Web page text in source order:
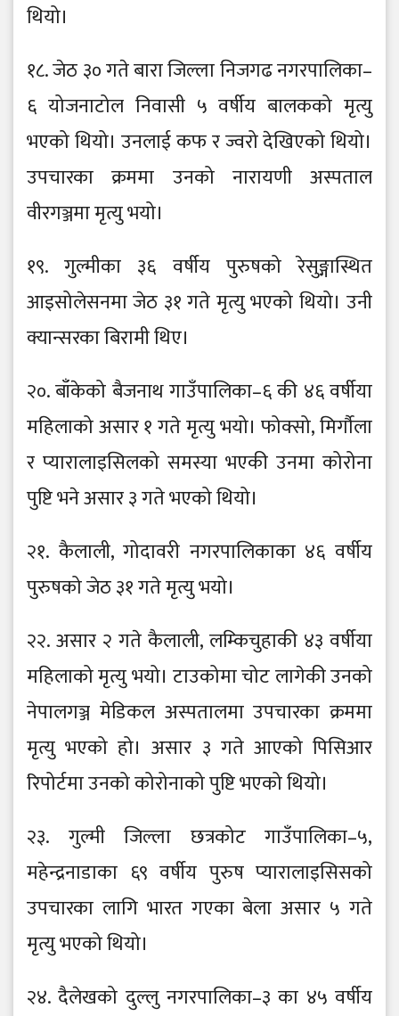
थियो।
१८. जेठ ३० गते बारा जिल्ला निजगढ नगरपालिका–
६ योजनाटोल निवासी ५ वर्षीय बालकको मृत्यु
भएको थियो। उनलाई कफ र ज्वरो देखिएको थियो।
उपचारका क्रममा उनको नारायणी अस्पताल
वीरगञ्जमा मृत्यु भयो।
१९. गुल्मीका ३६ वर्षीय पुरुषको रेसुङ्गास्थित
आइसोलेसनमा जेठ ३१ गते मृत्यु भएको थियो। उनी
क्यान्सरका बिरामी थिए।
२०. बाँकेको बैजनाथ गाउँपालिका–६ की ४६ वर्षीया
महिलाको असार १ गते मृत्यु भयो। फोक्सो, मिर्गौला
र प्यारालाइसिलको समस्या भएकी उनमा कोरोना
पुष्टि भने असार ३ गते भएको थियो।
२१. कैलाली, गोदावरी नगरपालिकाका ४६ वर्षीय
पुरुषको जेठ ३१ गते मृत्यु भयो।
२२. असार २ गते कैलाली, लम्किचुहाकी ४३ वर्षीया
महिलाको मृत्यु भयो। टाउकोमा चोट लागेकी उनको
नेपालगञ्ज मेडिकल अस्पतालमा उपचारका क्रममा
मृत्यु भएको हो। असार ३ गते आएको पिसिआर
रिपोर्टमा उनको कोरोनाको पुष्टि भएको थियो।
२३. गुल्मी जिल्ला छत्रकोट गाउँपालिका–५,
महेन्द्रनाडाका ६९ वर्षीय पुरुष प्यारालाइसिसको
उपचारका लागि भारत गएका बेला असार ५ गते
मृत्यु भएको थियो।
२४. दैलेखको दुल्लु नगरपालिका–३ का ४५ वर्षीय